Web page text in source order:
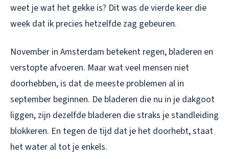
weet je wat het gekke is? Dit was de vierde keer die
week dat ik precies hetzelfde zag gebeuren.
November in Amsterdam betekent regen, bladeren en
verstopte afvoeren. Maar wat veel mensen niet
doorhebben, is dat de meeste problemen al in
september beginnen. De bladeren die nu in je dakgoot
liggen, zijn dezelfde bladeren die straks je standleiding
blokkeren. En tegen de tijd dat je het doorhebt, staat
het water al tot je enkels.